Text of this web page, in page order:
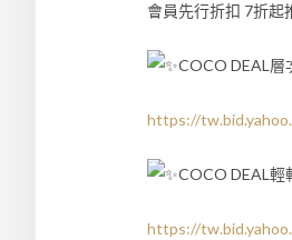
會員先行折扣 7折起
COCO DEAL層
https://
COCO DEAL輕
https://